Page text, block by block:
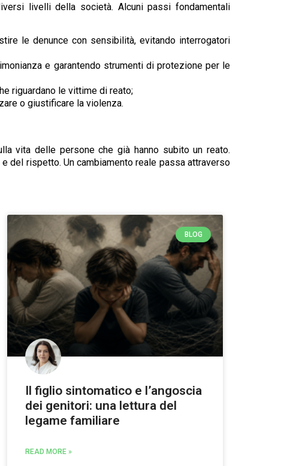
livelli della società. Alcuni passi fondamentali
le denunce con sensibilità, evitando interrogatori
e garantendo strumenti di protezione per le
riguardano le vittime di reato;
o giustificare la violenza.
vita delle persone che già hanno subito un reato.
del rispetto. Un cambiamento reale passa attraverso
BLOG
Il figlio sintomatico e l’angoscia
dei genitori: una lettura del
legame familiare
READ MORE »